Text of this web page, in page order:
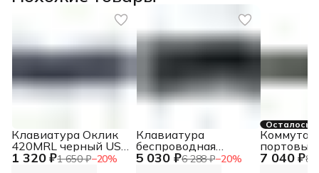
1 320 ₽1 650 ₽−20%
Клавиатура Оклик
420MRL черный USB
slim Multimedia LED
5 030 ₽6 288 ₽−20%
Клавиатура
беспроводная
Logitech K650
Осталось
7 040 ₽8
портовый